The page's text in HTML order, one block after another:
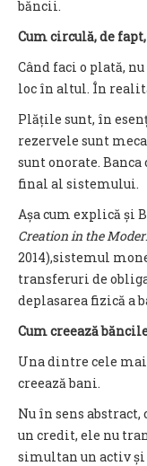
băncii.
Cum circulă, de
Când faci o plată,
loc în altul. În
Plățile sunt, în
rezervele sunt
sunt onorate.
final al sistemului.
Așa cum explică și
Creation in the
2014),sistemul
transferuri de
deplasarea fizică a
Cum creează
Una dintre cele
creează bani.
Nu în sens
un credit, ele nu
simultan un activ